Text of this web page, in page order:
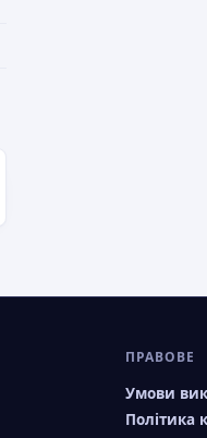
ПРАВОВЕ
Умови
Політика